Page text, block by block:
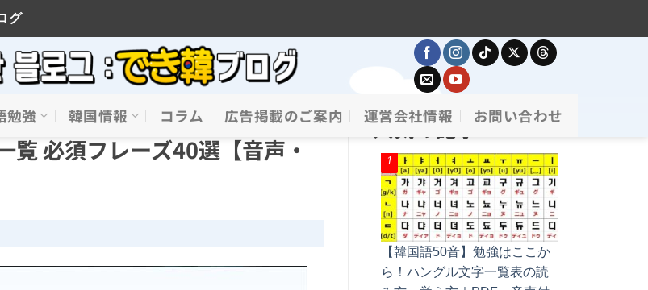
グ
勉強 韓国情報 コラム 広告掲載のご案内 運営会社情報 お問い合わせ
必須フレーズ40選【音声・
人気の記事
【韓国語50音】勉強はここか
ら！ハングル文字一覧表の読